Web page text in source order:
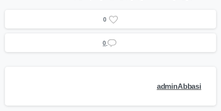
0
0
adminAbbasi